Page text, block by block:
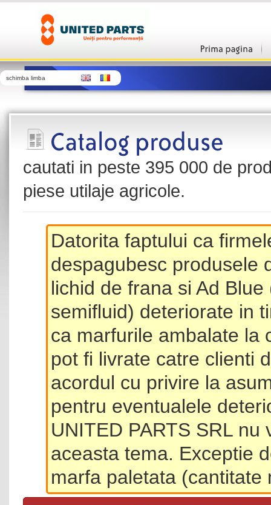
schimba limba
cautati in peste 395 000 de
piese utilaje agricole.
Datorita faptului ca
despagubesc produsele
lichid de frana si Ad
semifluid) deteriorate in
ca marfurile ambalate la
pot fi livrate catre clienti
acordul cu privire la
pentru eventualele
UNITED PARTS SRL
aceasta tema. Exceptie
marfa paletata (cantitate